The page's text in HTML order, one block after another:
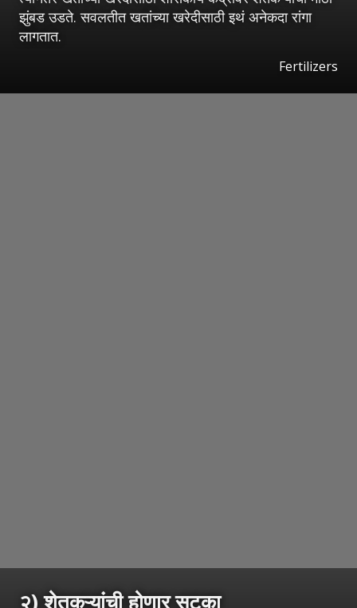
झुंबड उडते. सवलतीत खतांच्या खरेदीसाठी इथं अनेकदा रांगा
लागतात.
Fertilizers
२) शेतकऱ्यांची होणार सुटका